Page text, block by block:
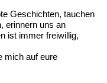
Geschichten, tauchen
erinnern uns an
ist immer freiwillig,
mich auf eure